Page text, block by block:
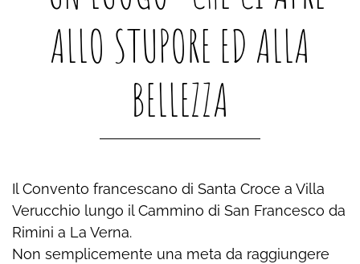
ALLO STUPORE ED ALLA
BELLEZZA
Il Convento francescano di Santa Croce a Villa
Verucchio lungo il Cammino di San Francesco da
Rimini a La Verna.
Non semplicemente una meta da raggiungere